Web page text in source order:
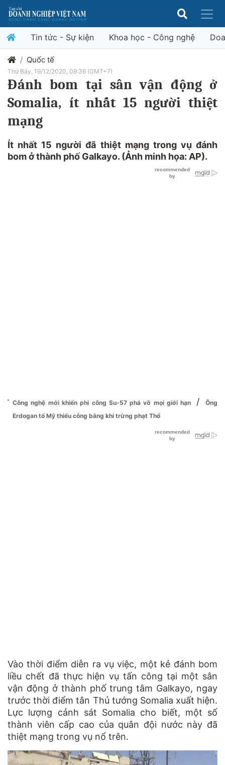
Tin tức - Sự kiện Khoa học - Công nghệ
Quốc tế
Thứ Bảy, 19/12/2020, 09:36 (GMT+7)
Đánh bom tại sân vận động ở
Somalia, ít nhất 15 người thiệt
mạng
Ít nhất 15 người đã thiệt mạng trong vụ đánh
bom ở thành phố Galkayo. (Ảnh minh họa: AP).
Công nghệ mới khiến phi công Su-57 phá vỡ mọi giới hạn /
Ông
Erdogan tố Mỹ thiếu công bằng khi trừng phạt Thổ
Vào thời điểm diễn ra vụ việc, một kẻ đánh bom
liều chết đã thực hiện vụ tấn công tại một sân
vận động ở thành phố trung tâm Galkayo, ngay
trước thời điểm tân Thủ tướng Somalia xuất hiện.
Lực lượng cảnh sát Somalia cho biết, một số
thành viên cấp cao của quân đội nước này đã
thiệt mạng trong vụ nổ trên.